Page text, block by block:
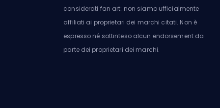
considerati fan art: non siamo ufficialmente
affiliati ai proprietari dei marchi citati. Non è
espresso né sottinteso alcun endorsement da
parte dei proprietari dei marchi.